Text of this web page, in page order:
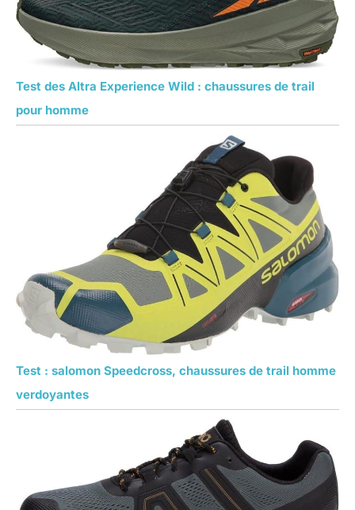
Test des Altra Experience Wild : chaussures de trail
pour homme
Test : salomon Speedcross, chaussures de trail homme
verdoyantes